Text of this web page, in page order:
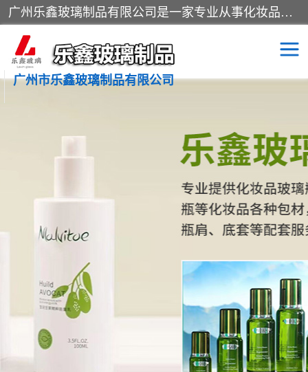
广州乐鑫玻璃制品有限公司是一家专业从事化妆品瓶子、化妆品玻璃瓶子、膏霜瓶、化妆品玻璃瓶等产品的集开发研制、生产、销售于一体的实业型玻璃制品生产企业。产品从设计、开模、试样、生产、蒙砂、抛光、喷涂、高低温单色及多色印刷，烫金（银）到交货实现一条龙服务。
广州市乐鑫玻璃制品有限公司
化妆品包装瓶 香水包装瓶
化妆品玻璃瓶
玻璃瓶
拉管瓶